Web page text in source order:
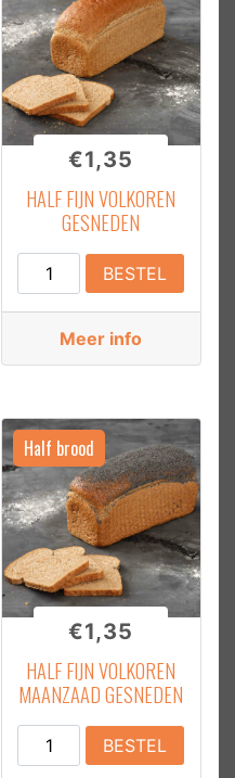
€1,35
HALF FIJN VOLKOREN
GESNEDEN
Half
Fijn
Volkoren
Gesneden
aantal
BESTEL
Meer info
Half brood
€1,35
HALF FIJN VOLKOREN
MAANZAAD GESNEDEN
Half
Fijn
BESTEL